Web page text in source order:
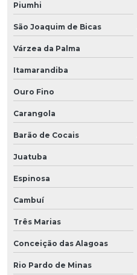
Piumhi
São Joaquim de Bicas
Várzea da Palma
Itamarandiba
Ouro Fino
Carangola
Barão de Cocais
Juatuba
Espinosa
Cambuí
Três Marias
Conceição das Alagoas
Rio Pardo de Minas